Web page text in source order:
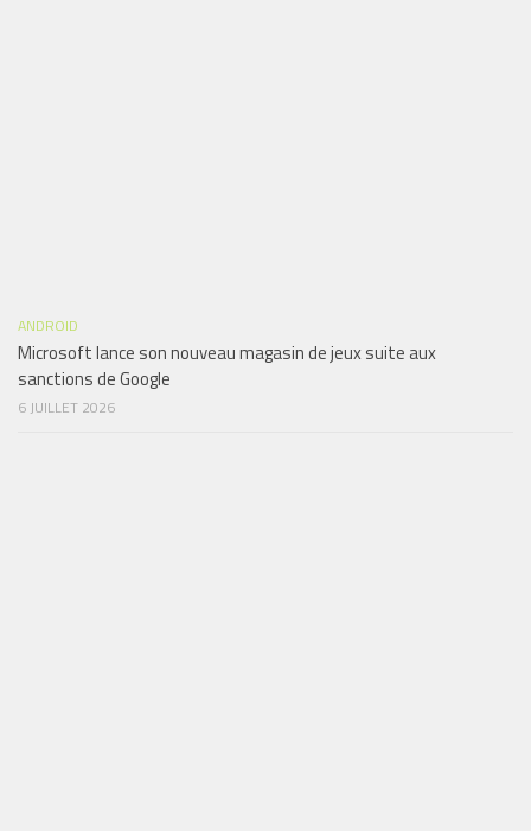
ANDROID
Microsoft lance son nouveau magasin de jeux suite aux
sanctions de Google
6 JUILLET 2026